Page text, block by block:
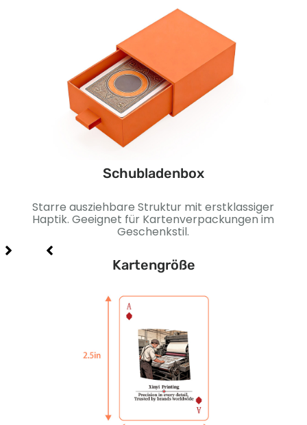
Schubladenbox
Starre ausziehbare Struktur mit erstklassiger
Haptik. Geeignet für Kartenverpackungen im
Geschenkstil.
Kartengröße